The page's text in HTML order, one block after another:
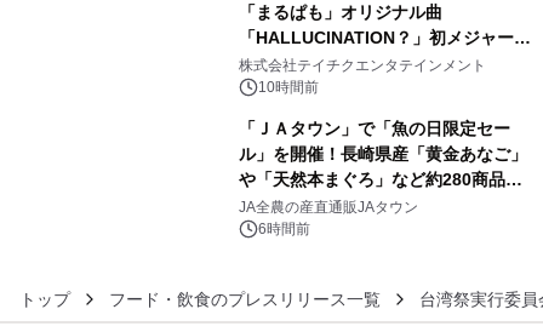
「まるぱも」オリジナル曲
「HALLUCINATION？」初メジャー配
信リリース決定！
株式会社テイチクエンタテインメント
10時間前
「ＪＡタウン」で「魚の日限定セー
ル」を開催！長崎県産「黄金あなご」
や「天然本まぐろ」など約280商品を
販売！～毎月１０日の定例企画～
JA全農の産直通販JAタウン
6時間前
トップ フード・飲食のプレスリリース一覧 台湾祭実行委員